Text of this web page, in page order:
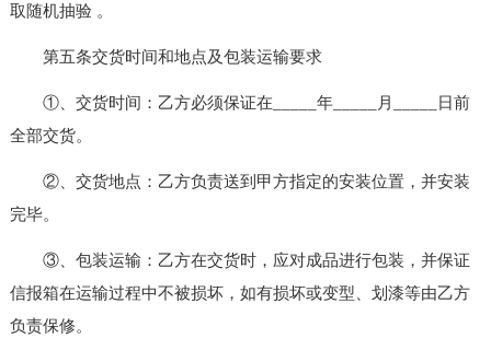
取随机抽验 。
第五条交货时间和地点及包装运输要求
①、交货时间：乙方必须保证在_____年_____月_____日前
全部交货。
②、交货地点：乙方负责送到甲方指定的安装位置，并安装
完毕。
③、包装运输：乙方在交货时，应对成品进行包装，并保证
信报箱在运输过程中不被损坏，如有损坏或变型、划漆等由乙方
负责保修。